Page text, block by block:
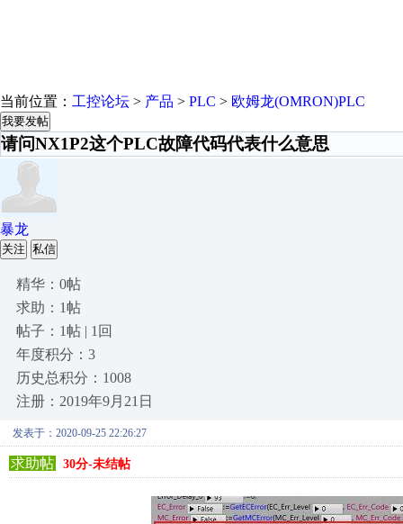
当前位置： 工控论坛 > 产品 > PLC > 欧姆龙(OMRON)PLC
我要发帖
请问NX1P2这个PLC故障代码代表什么意思
暴龙
关注 私信
精华：0帖
求助：1帖
帖子：1帖 | 1回
年度积分：3
历史总积分：1008
注册：2019年9月21日
发表于：2020-09-25 22:26:27
求助帖 30分-未结帖